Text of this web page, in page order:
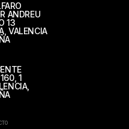
ANDREU
13
VALENCIA
1